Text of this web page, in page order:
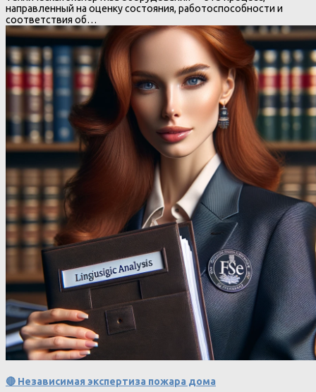
направленный на оценку состояния, работоспособности и
соответствия об…
🔴 Независимая экспертиза пожара дома